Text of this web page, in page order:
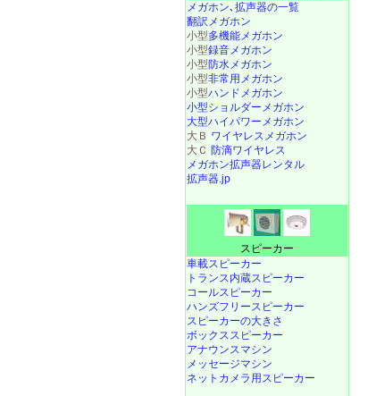
メガホン､拡声器の一覧
翻訳メガホン
小型多機能メガホン
小型録音メガホン
小型防水メガホン
小型非常用メガホン
小型ハンドメガホン
小型ショルダーメガホン
大型ハイパワーメガホン
大Ｂ ワイヤレスメガホン
大Ｃ 防滴ワイヤレス
メガホン拡声器レンタル
拡声器.jp
スピーカー
車載スピーカー
トランス内蔵スピーカー
コールスピーカー
ハンズフリースピーカー
スピーカーの大きさ
ボックススピーカー
アナウンスマシン
メッセージマシン
ネットカメラ用スピーカー